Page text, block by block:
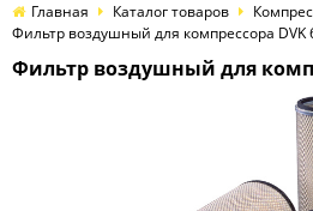
Главная Каталог товаров
Фильтр воздушный для компрессора DVK
Фильтр воздушный для